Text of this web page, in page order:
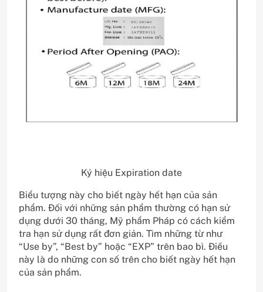
Ký hiệu Expiration date
Biểu tượng này cho biết ngày hết hạn của sản
phẩm. Đối với những sản phẩm thường có hạn sử
dụng dưới 30 tháng, Mỹ phẩm Pháp có cách kiểm
tra hạn sử dụng rất đơn giản. Tìm những từ như
“Use by”, “Best by” hoặc “EXP” trên bao bì. Điều
này là do những con số trên cho biết ngày hết hạn
của sản phẩm.